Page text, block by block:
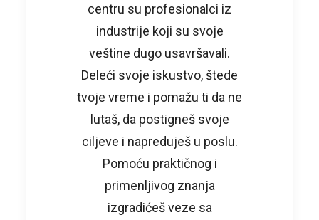
centru su profesionalci iz
industrije koji su svoje
veštine dugo usavršavali.
Deleći svoje iskustvo, štede
tvoje vreme i pomažu ti da ne
lutaš, da postigneš svoje
ciljeve i napreduješ u poslu.
Pomoću praktičnog i
primenljivog znanja
izgradićeš veze sa